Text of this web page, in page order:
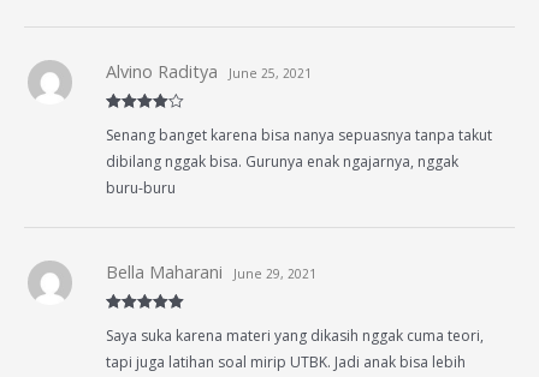
out of 5
Alvino Raditya June 25, 2021
Senang banget karena bisa nanya sepuasnya tanpa takut
dibilang nggak bisa. Gurunya enak ngajarnya, nggak
buru-buru
of 5
Bella Maharani June 29, 2021
Saya suka karena materi yang dikasih nggak cuma teori,
tapi juga latihan soal mirip UTBK. Jadi anak bisa lebih